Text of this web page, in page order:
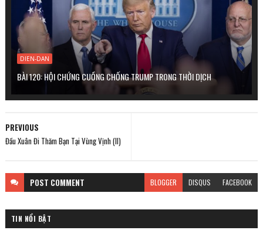
DIEN-DAN
BÀI 120: HỘI CHỨNG CUỒNG CHỐNG TRUMP TRONG THỜI DỊCH
PREVIOUS
Đầu Xuân Đi Thăm Bạn Tại Vùng Vịnh (II)
POST COMMENT BLOGGER DISQUS FACEBOOK
TIN NỔI BẬT